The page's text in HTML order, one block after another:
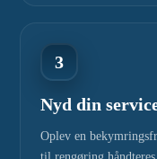
3
Nyd din
Oplev en